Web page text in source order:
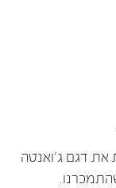
את דגם ג'ואנטה